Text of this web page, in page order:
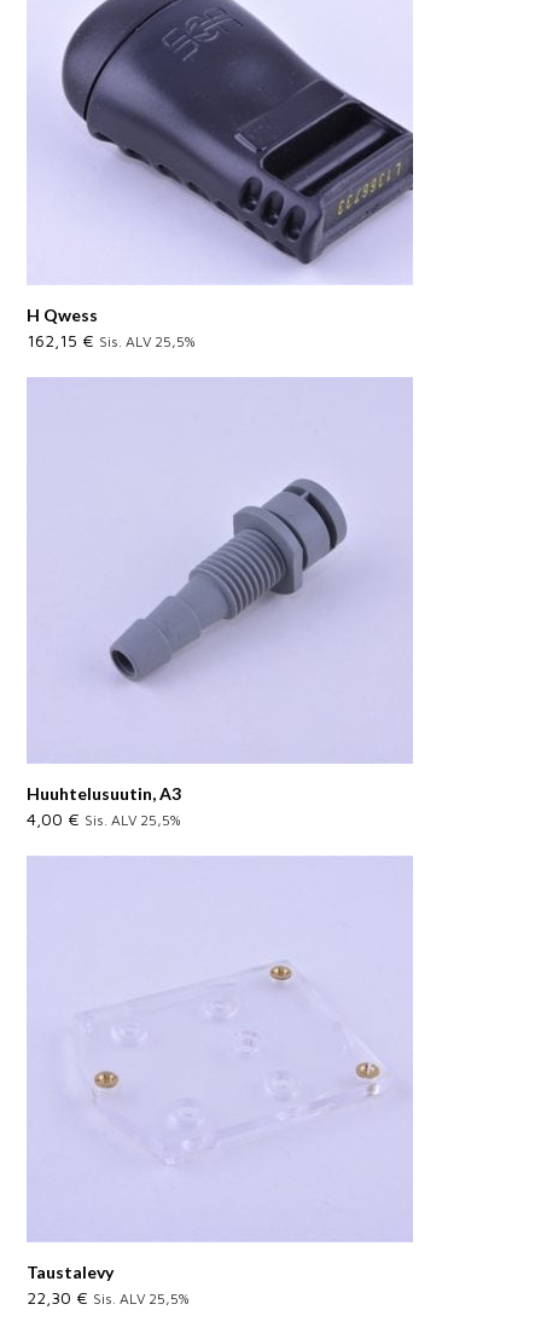
H Qwess
162,15 € Sis. ALV 25,5%
Huuhtelusuutin, A3
4,00 € Sis. ALV 25,5%
Taustalevy
22,30 € Sis. ALV 25,5%